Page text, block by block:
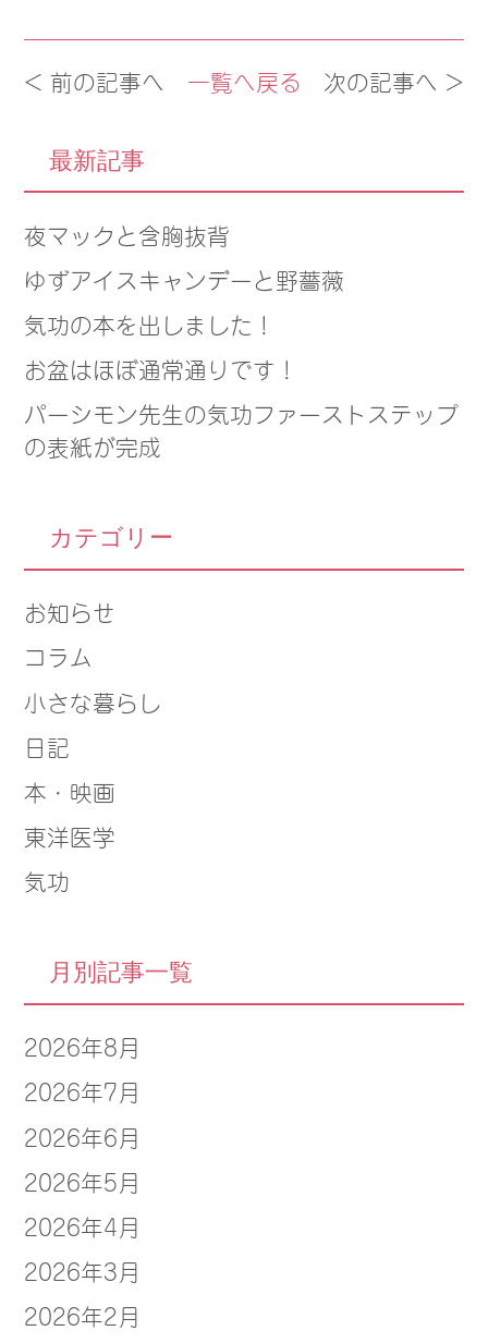
< 前の記事へ 一覧へ戻る 次の記事へ >
最新記事
夜マックと含胸抜背
ゆずアイスキャンデーと野薔薇
気功の本を出しました！
お盆はほぼ通常通りです！
パーシモン先生の気功ファーストステップ
の表紙が完成
カテゴリー
お知らせ
コラム
小さな暮らし
日記
本・映画
東洋医学
気功
月別記事一覧
2026年8月
2026年7月
2026年6月
2026年5月
2026年4月
2026年3月
2026年2月